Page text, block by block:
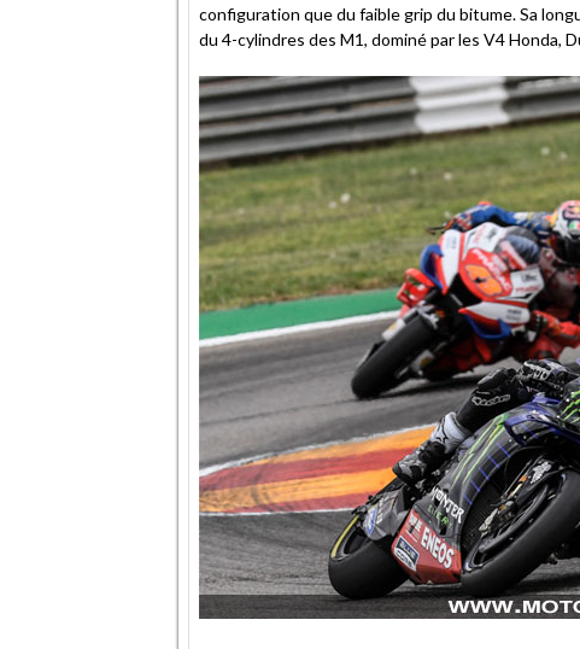
configuration que du faible grip du bitume. Sa
du 4-cylindres des M1, dominé par les V4 Honda,